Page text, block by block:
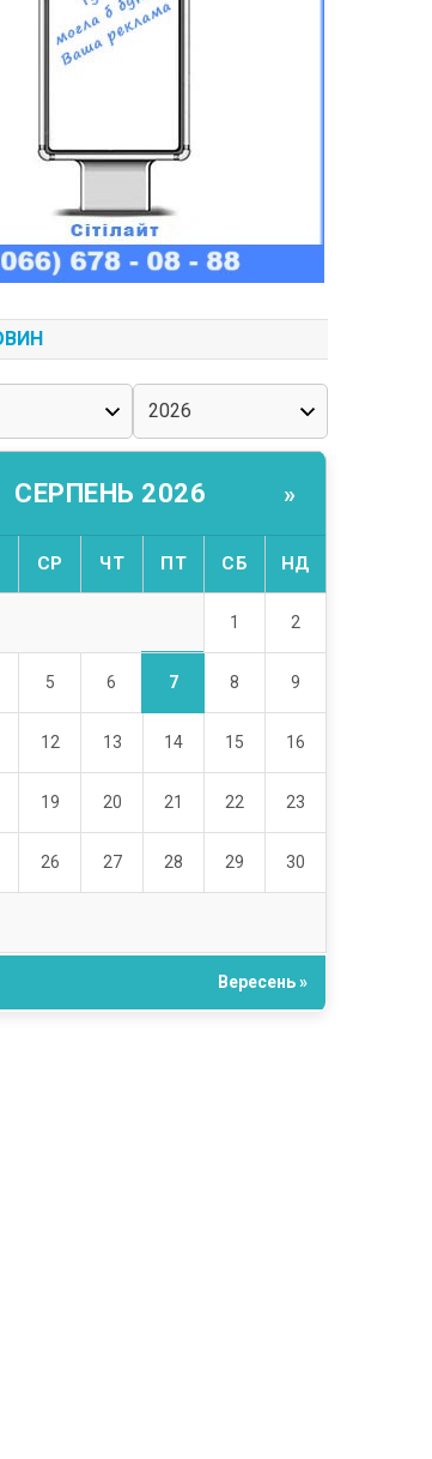
СЕРПЕНЬ 2026 »
СР ЧТ ПТ СБ НД
1 2
5 6 7 8 9
12 13 14 15 16
19 20 21 22 23
26 27 28 29 30
Вересень »